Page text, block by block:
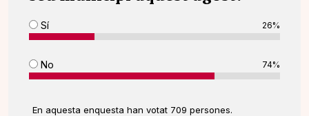
Sí 26%
No 74%
En aquesta enquesta han votat 709 persones.